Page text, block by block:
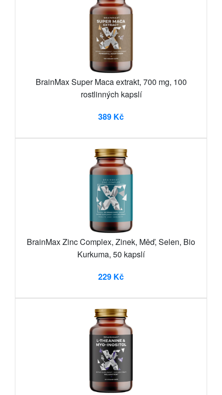
BrainMax Super Maca extrakt, 700 mg, 100
rostlinných kapslí
389 Kč
BrainMax Zinc Complex, Zinek, Měď, Selen, Bio
Kurkuma, 50 kapslí
229 Kč